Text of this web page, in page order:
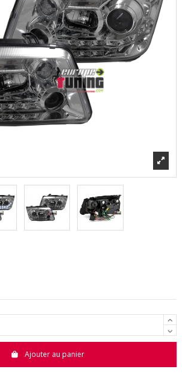
Ajouter au panier